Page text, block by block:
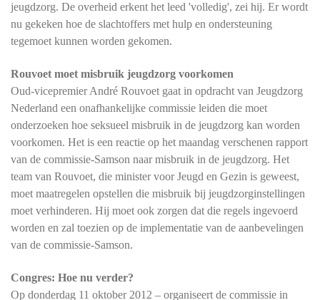
jeugdzorg. De overheid erkent het leed 'volledig', zei hij. Er wordt
nu gekeken hoe de slachtoffers met hulp en ondersteuning
tegemoet kunnen worden gekomen.
Rouvoet moet misbruik jeugdzorg voorkomen
Oud-vicepremier André Rouvoet gaat in opdracht van Jeugdzorg
Nederland een onafhankelijke commissie leiden die moet
onderzoeken hoe seksueel misbruik in de jeugdzorg kan worden
voorkomen. Het is een reactie op het maandag verschenen rapport
van de commissie-Samson naar misbruik in de jeugdzorg. Het
team van Rouvoet, die minister voor Jeugd en Gezin is geweest,
moet maatregelen opstellen die misbruik bij jeugdzorginstellingen
moet verhinderen. Hij moet ook zorgen dat die regels ingevoerd
worden en zal toezien op de implementatie van de aanbevelingen
van de commissie-Samson.
Congres: Hoe nu verder?
Op donderdag 11 oktober 2012 – organiseert de commissie in